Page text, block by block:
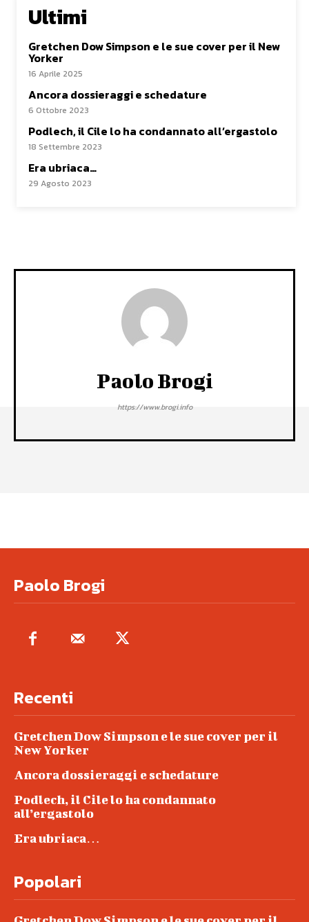
Ultimi
Gretchen Dow Simpson e le sue cover per il New
Yorker
16 Aprile 2025
Ancora dossieraggi e schedature
6 Ottobre 2023
Podlech, il Cile lo ha condannato all’ergastolo
18 Settembre 2023
Era ubriaca…
29 Agosto 2023
Paolo Brogi
https://www.brogi.info
Paolo Brogi
Recenti
Gretchen Dow Simpson e le sue cover per il
New Yorker
Ancora dossieraggi e schedature
Podlech, il Cile lo ha condannato
all’ergastolo
Era ubriaca…
Popolari